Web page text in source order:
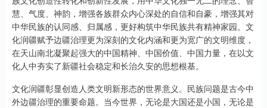
慧、气度、神韵，增强各族群众内心深处的自信和自豪，增强其对
中华民族的认同感、归属感，更好构筑中华民族共有精神家园。文
化润疆赋予边疆治理更为深刻的文化内涵和更为宽广的文明维度，
在天山南北凝聚起强大的中国精神、中国价值、中国力量，在以文
化人中夯实了新疆社会稳定和长治久安的思想根基。
文化润疆彰显创造人类文明新形态的世界意义。民族问题是古今中
外边疆治理的重要命题。当今世界，无论是大国还是小国，无论是